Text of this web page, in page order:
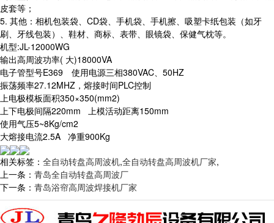
皮套等；
5. 其他：相机包装袋、CD袋、手机袋、手机擦、吸塑卡纸包装（如牙
刷、牙线包装）、鞋材、商标、表带、眼镜袋、保健气枕等。
机型:JL-12000WG
输出高周波功率( 大)18000VA
电子管型号E369 使用电源三相380VAC、50HZ
振荡频率27.12MHZ，熔接时间PLC控制
上电极模板面积350×350(mm2)
上下电极间隔220mm 上模活动距离150mm
使用气压5~8Kg/cm2
大熔接电流2.5A 净重900Kg
相关标签： 全自动转盘高周波机,全自动转盘高周波机厂家,
上一条： 青岛全自动转盘高周波厂
下一条： 青岛浴帘高周波焊接机厂家